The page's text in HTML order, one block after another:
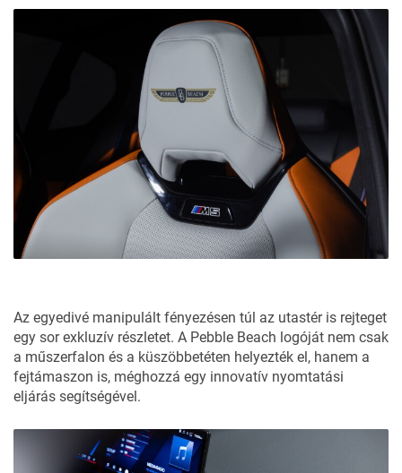
Az egyedivé manipulált fényezésen túl az utastér is rejteget
egy sor exkluzív részletet. A Pebble Beach logóját nem csak
a műszerfalon és a küszöbbetéten helyezték el, hanem a
fejtámaszon is, méghozzá egy innovatív nyomtatási
eljárás segítségével.